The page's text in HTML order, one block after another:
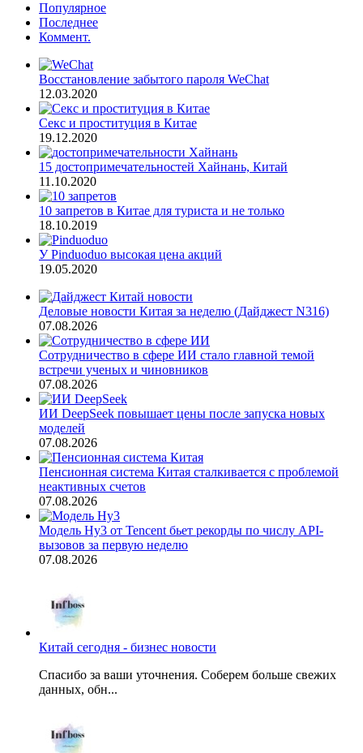
Популярное
Последнее
Коммент.
Восстановление забытого пароля WeChat
12.03.2020
Секс и проституция в Китае
19.12.2020
15 достопримечательностей Хайнань, Китай
11.10.2020
10 запретов в Китае для туриста и не только
18.10.2019
У Pinduoduo высокая цена акций
19.05.2020
Деловые новости Китая за неделю (Дайджест N316)
07.08.2026
Сотрудничество в сфере ИИ стало главной темой
встречи ученых и чиновников
07.08.2026
ИИ DeepSeek повышает цены после запуска новых
моделей
07.08.2026
Пенсионная система Китая сталкивается с проблемой
неактивных счетов
07.08.2026
Модель Hy3 от Tencent бьет рекорды по числу API-
вызовов за первую неделю
07.08.2026
Китай сегодня - бизнес новости
Спасибо за ваши уточнения. Соберем больше свежих
данных, обн...